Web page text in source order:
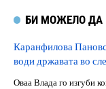
БИ МОЖЕЛО ДА
Каранфилова
води државата во
Оваа Влада го изгуби